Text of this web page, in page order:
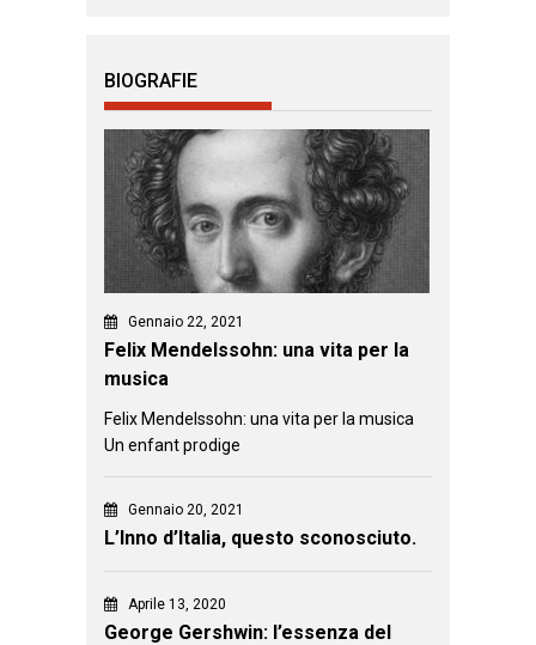
BIOGRAFIE
Gennaio 22, 2021
Felix Mendelssohn: una vita per la
musica
Felix Mendelssohn: una vita per la musica
Un enfant prodige
Gennaio 20, 2021
L’Inno d’Italia, questo sconosciuto.
Aprile 13, 2020
George Gershwin: l’essenza del